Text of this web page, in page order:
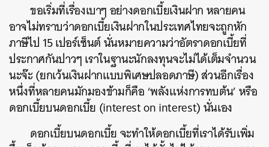
ขอเริ่มที่เรื่องเบาๆ อย่างดอกเบี้ยเงินฝาก หลายคน
อาจไม่ทราบว่าดอกเบี้ยเงินฝากในประเทศไทยจะถูกหัก
ภาษีไป 15 เปอร์เซ็นต์ นั่นหมายความว่าอัตราดอกเบี้ยที่
ประกาศกันปาวๆ เราในฐานะนักลงทุนจะไม่ได้เต็มจำนวน
นะจ๊ะ (ยกเว้นเงินฝากแบบพิเศษปลอดภาษี) ส่วนอีกเรื่อง
หนึ่งที่หลายคนมักมองข้ามก็คือ ‘พลังแห่งการทบต้น’ หรือ
ดอกเบี้ยบนดอกเบี้ย (interest on interest) นั่นเอง
ดอกเบี้ยบนดอกเบี้ย จะทำให้ดอกเบี้ยที่เราได้รับเพิ่ม